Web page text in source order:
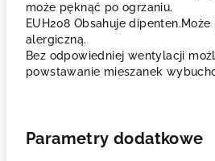
może pęknąć po ogrzaniu.
EUH208 Obsahuje
alergiczną.
Bez odpowiedniej wentylacji
powstawanie mieszanek
Parametry dodatkowe